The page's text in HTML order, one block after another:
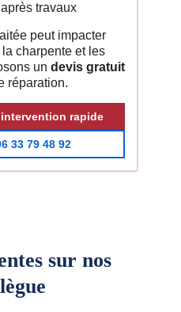
travaux
peut impacter
la charpente et les
un devis gratuit
réparation.
rapide
33 79 48 92
sur nos